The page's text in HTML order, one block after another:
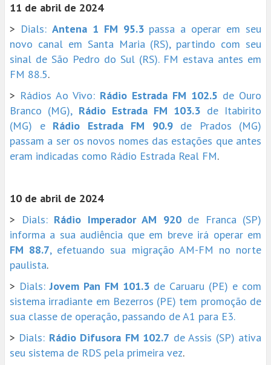
11 de abril de 2024
> Dials: Antena 1 FM 95.3passa a operar em seu
novo canal em Santa Maria (RS), partindo com seu
sinal de São Pedro do Sul (RS). FM estava antes em
FM 88.5.
> Rádios Ao Vivo: Rádio Estrada FM 102.5 de Ouro
Branco (MG), Rádio Estrada FM 103.3 de Itabirito
(MG) e Rádio Estrada FM 90.9de Prados (MG)
passam a ser os novos nomes das estações que antes
eram indicadas como Rádio Estrada Real FM.
10 de abril de 2024
>
Dials: Rádio Imperador AM 920de Franca (SP)
informa a sua audiência que em breve irá operar em
FM 88.7, efetuando sua migração AM-FM no norte
paulista.
> Dials:Jovem Pan FM 101.3 de Caruaru (PE) e com
sistema irradiante em Bezerros (PE) tem promoção de
sua classe de operação, passando de A1 para E3.
> Dials: Rádio Difusora FM 102.7 de Assis (SP) ativa
seu sistema de RDS pela primeira vez.